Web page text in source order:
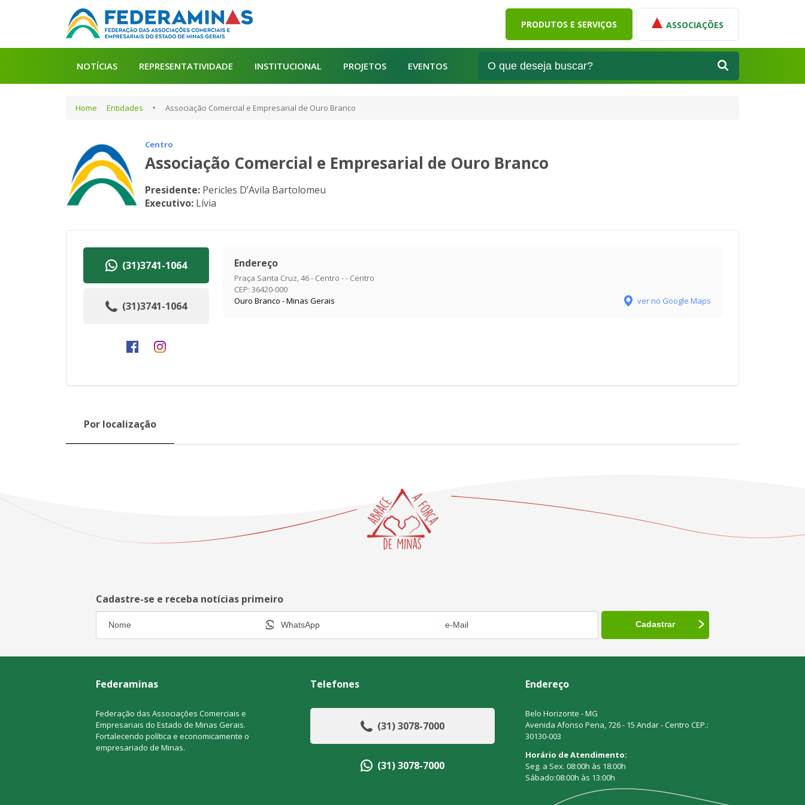
PRODUTOS E SERVIÇOS ASSOCIAÇÕES
NOTÍCIAS REPRESENTATIVIDADE INSTITUCIONAL PROJETOS EVENTOS
Home Entidades Associação Comercial e Empresarial de Ouro Branco
Centro
Associação Comercial e Empresarial de Ouro Branco
Presidente: Pericles D’Avila Bartolomeu
Executivo: Lívia
(31)3741-1064
(31)3741-1064
Endereço
Praça Santa Cruz, 46 - Centro - - Centro
CEP: 36420-000
Ouro Branco - Minas Gerais
ver no Google Maps
Por localização
Cadastre-se e receba notícias primeiro
Federaminas
Federação das Associações Comerciais e
Empresariais do Estado de Minas Gerais.
Fortalecendo política e economicamente o
empresariado de Minas.
Telefones
(31) 3078-7000
(31) 3078-7000
Endereço
Belo Horizonte - MG
Avenida Afonso Pena, 726 - 15 Andar - Centro CEP.:
30130-003
Horário de Atendimento:
Seg. a Sex. 08:00h às 18:00h
Sábado:08:00h às 13:00h